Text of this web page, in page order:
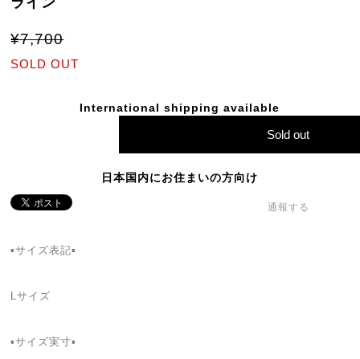
¥7,700
SOLD OUT
International shipping available
Sold out
日本国内にお住まいの方向け
通報する
▪️サイズ表記▪️
Lサイズ
▪️サイズ実寸▪️